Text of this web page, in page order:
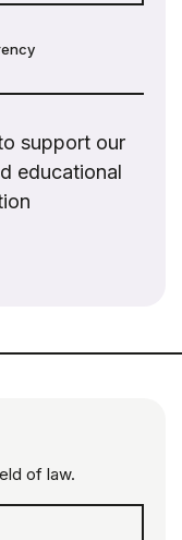
support our
educational
of law.